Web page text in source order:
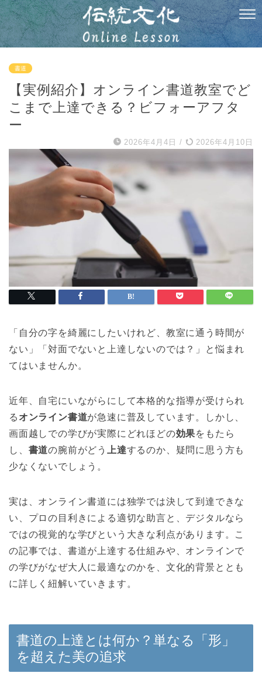
書道
【実例紹介】オンライン書道教室でど
こまで上達できる？ビフォーアフタ
ー
2026年4月4日 / 2026年4月10日
「自分の字を綺麗にしたいけれど、教室に通う時間が
ない」「対面でないと上達しないのでは？」と悩まれ
てはいませんか。
近年、自宅にいながらにして本格的な指導が受けられ
る オンライン書道が急速に普及しています。しかし、
画面越しでの学びが実際にどれほどの効果をもたら
し、 書道の腕前がどう上達するのか、疑問に思う方も
少なくないでしょう。
実は、オンライン書道には独学では決して到達できな
い、プロの目利きによる適切な助言と、デジタルなら
ではの視覚的な学びという大きな利点があります。こ
の記事では、書道が上達する仕組みや、オンラインで
の学びがなぜ大人に最適なのかを、文化的背景ととも
に詳しく紐解いていきます。
書道の上達とは何か？単なる「形」
を超えた美の追求